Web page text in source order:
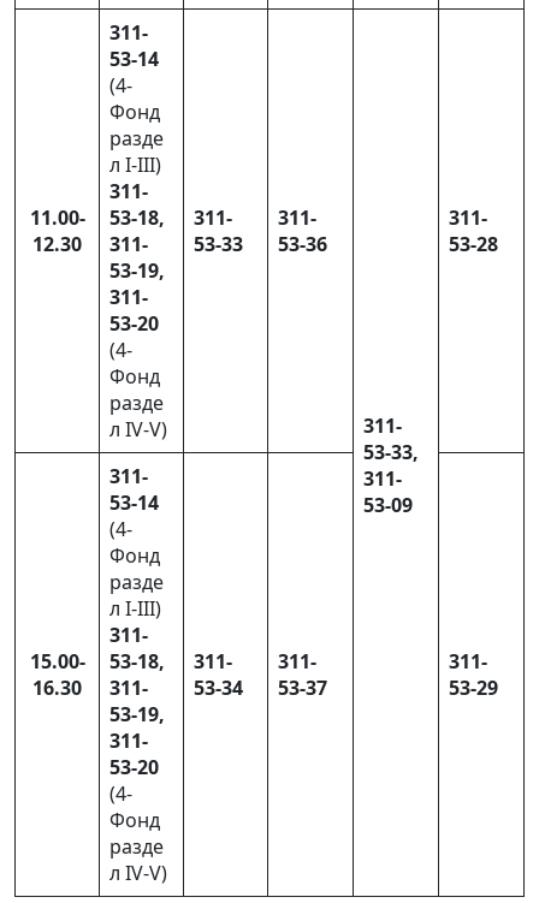
11.00-
12.30
311-
53-14
(4-
Фонд
разде
л I-III)
311-
53-18,
311-
53-19,
311-
53-20
(4-
Фонд
разде
л IV-V)
311-
53-33
311-
53-36
311-
53-33,
311-
53-09
311-
53-28
15.00-
16.30
311-
53-14
(4-
Фонд
разде
л I-III)
311-
53-18,
311-
53-19,
311-
53-20
(4-
Фонд
разде
л IV-V)
311-
53-34
311-
53-37
311-
53-29